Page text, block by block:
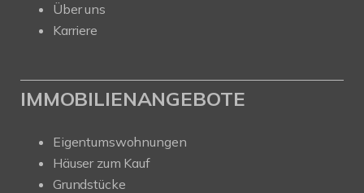
Über uns
Karriere
IMMOBILIENANGEBOTE
Eigentumswohnungen
Häuser zum Kauf
Grundstücke